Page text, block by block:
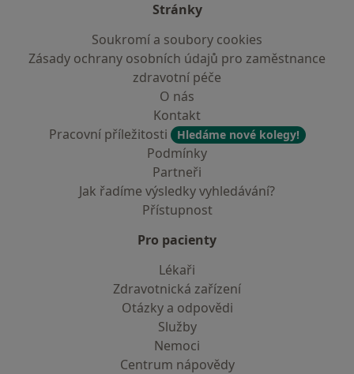
Stránky
Soukromí a soubory cookies
Zásady ochrany osobních údajů pro zaměstnance
zdravotní péče
O nás
Kontakt
Pracovní příležitosti
Hledáme nové kolegy!
Podmínky
Partneři
Jak řadíme výsledky vyhledávání?
Přístupnost
Pro pacienty
Lékaři
Zdravotnická zařízení
Otázky a odpovědi
Služby
Nemoci
Centrum nápovědy